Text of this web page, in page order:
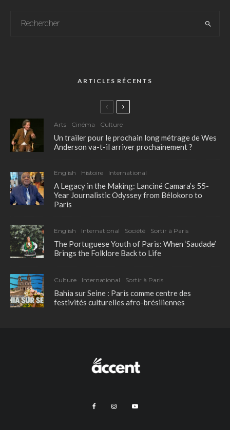
ARTICLES RÉCENTS
Arts Cinéma Culture
Un trailer pour le prochain long métrage de Wes
Anderson va-t-il arriver prochainement ?
English Histoire International
A Legacy in the Making: Lanciné Camara’s 55-
Year Journalistic Odyssey from Bélokoro to
Paris
English International Société Sortir à Paris
The Portuguese Youth of Paris: When ‘Saudade’
Brings the Folklore Back to Life
Culture International Sortir à Paris
Bahia sur Seine : Paris comme centre des
festivités culturelles afro-brésiliennes